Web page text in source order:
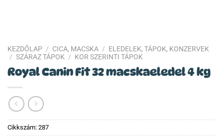
KEZDŐLAP / CICA, MACSKA / ELEDELEK, TÁPOK, KONZERVEK
/ SZÁRAZ TÁPOK / KOR SZERINTI TÁPOK
Royal Canin Fit 32 macskaeledel 4 kg
Cikkszám: 287